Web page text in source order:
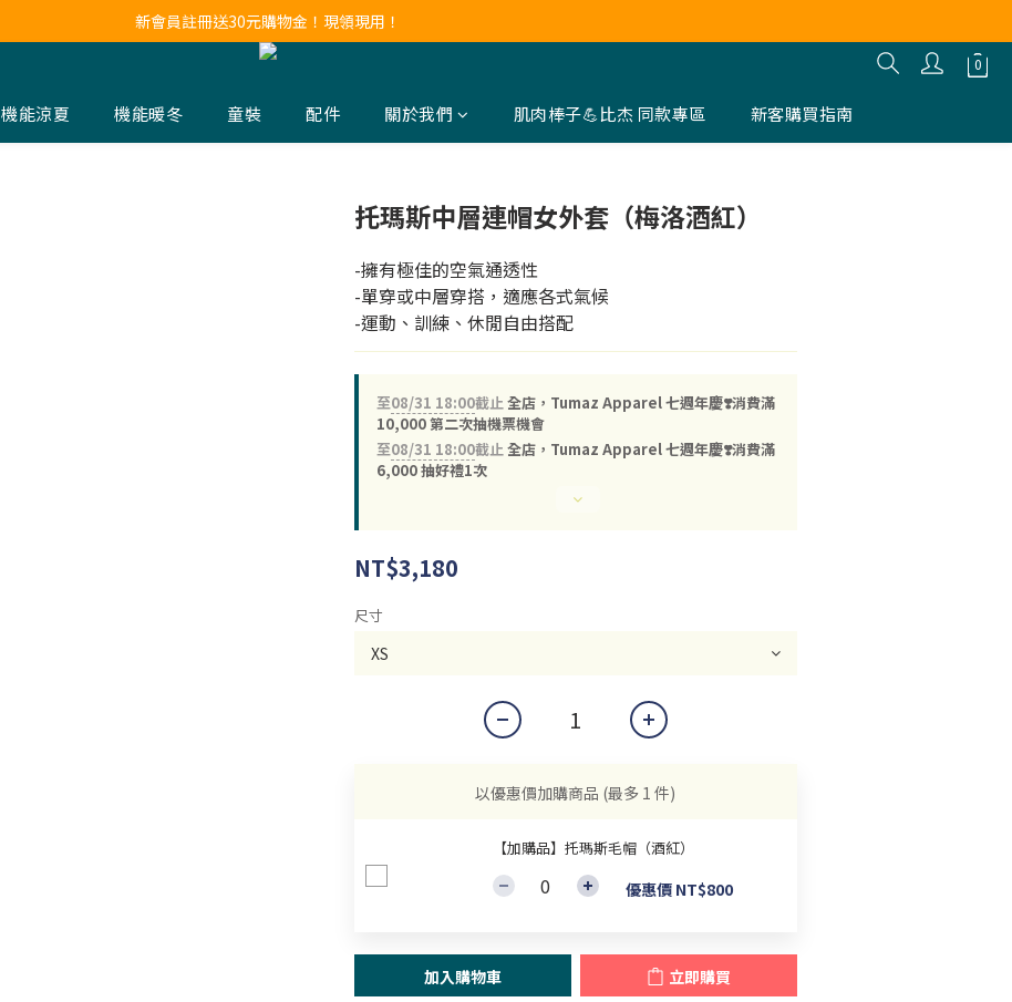
新會員註冊送30元購物金！現領現用！
新會員註冊送30元購物金！現領現用！
LINE官方帳號好友募集中！點我加入❤
新會員註冊送30元購物金！現領現用！
機能涼夏 機能暖冬 童裝 配件 關於我們 肌肉棒子💪比杰 同款專區 新客購買指南
托瑪斯中層連帽女外套（梅洛酒紅）
-擁有極佳的空氣通透性
-單穿或中層穿搭，適應各式氣候
-運動、訓練、休閒自由搭配
至08/31 18:00截止全店，Tumaz Apparel 七週年慶❣️消費滿
10,000 第二次抽機票機會
至08/31 18:00截止全店，Tumaz Apparel 七週年慶❣️消費滿
6,000 抽好禮1次
NT$3,180
尺寸
以優惠價加購商品 (最多 1 件)
【加購品】托瑪斯毛帽（酒紅）
優惠價 NT$800
加入購物車 立即購買